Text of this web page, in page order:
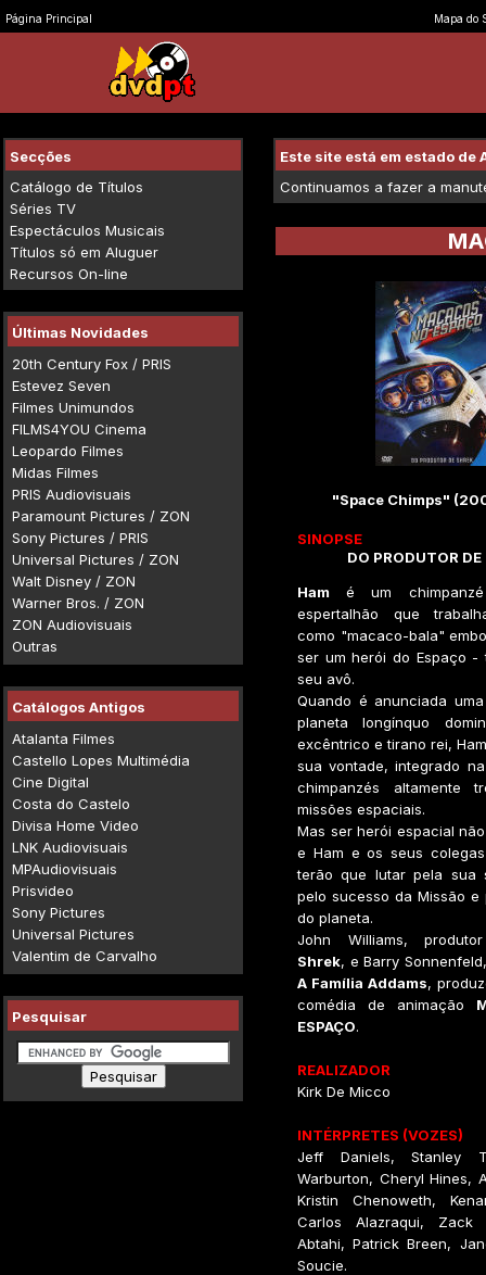
Página Principal Mapa do
Secções
Catálogo de Títulos
Séries TV
Espectáculos Musicais
Títulos só em Aluguer
Recursos On-line
Últimas Novidades
20th Century Fox / PRIS
Estevez Seven
Filmes Unimundos
FILMS4YOU Cinema
Leopardo Filmes
Midas Filmes
PRIS Audiovisuais
Paramount Pictures / ZON
Sony Pictures / PRIS
Universal Pictures / ZON
Walt Disney / ZON
Warner Bros. / ZON
ZON Audiovisuais
Outras
Catálogos Antigos
Atalanta Filmes
Castello Lopes Multimédia
Cine Digital
Costa do Castelo
Divisa Home Video
LNK Audiovisuais
MPAudiovisuais
Prisvideo
Sony Pictures
Universal Pictures
Valentim de Carvalho
Pesquisar
Este site está em estado de
Continuamos a fazer a
"Space Chimps"
SINOPSE
DO PRODUTOR DE
Ham é um
espertalhão que
como "macaco-bala"
ser um herói do Espaço
seu avô.
Quando é anunciada
planeta longínquo
excêntrico e tirano rei,
sua vontade, integrado
chimpanzés altamente
missões espaciais.
Mas ser herói espacial
e Ham e os seus
terão que lutar pela sua
pelo sucesso da Missão e
do planeta.
John Williams,
Shrek, e Barry
A Família Addams,
comédia de animação
ESPAÇO.
REALIZADOR
Kirk De Micco
INTÉRPRETES (VOZES)
Jeff Daniels, Stanley
Warburton, Cheryl Hines,
Kristin Chenoweth,
Carlos Alazraqui, Zack
Abtahi, Patrick Breen,
Soucie.